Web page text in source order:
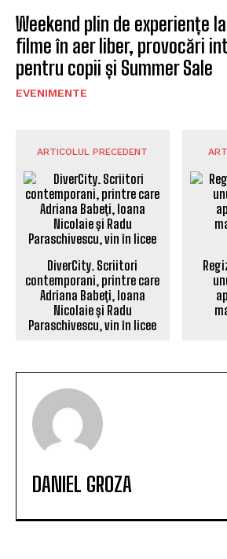
Weekend plin de experiențe
filme în aer liber, provocări
pentru copii și Summer Sale
EVENIMENTE
ARTICOLUL PRECEDENT
DiverCity. Scriitori
contemporani, printre care
Adriana Babeți, Ioana
Nicolaie și Radu
Paraschivescu, vin în licee
DANIEL GROZA